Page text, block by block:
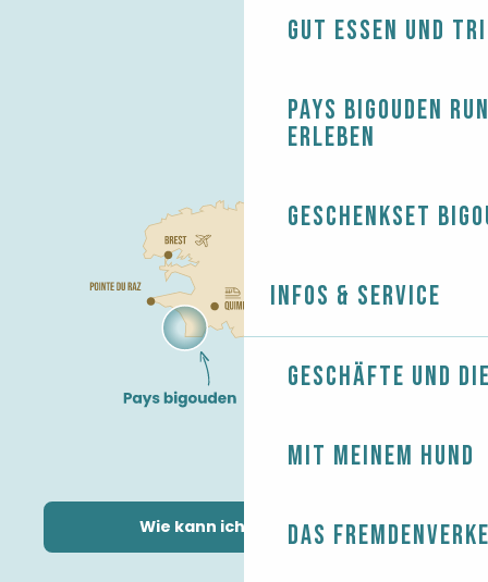
Gut essen und
Pays Bigouden
erleben
Geschenkset
Infos & Service
Geschäfte und
Mit meinem Hund
Das
Wie kann ich kommen?